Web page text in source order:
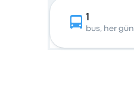
1
bus, her gün